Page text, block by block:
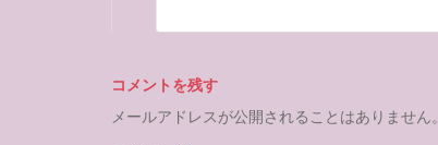
コメントを残す
メールアドレスが公開されることはありません。